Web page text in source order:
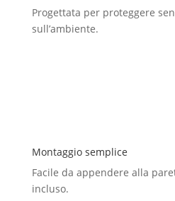
Progettata per proteggere
sull’ambiente.
Montaggio semplice
Facile da appendere alla
incluso.